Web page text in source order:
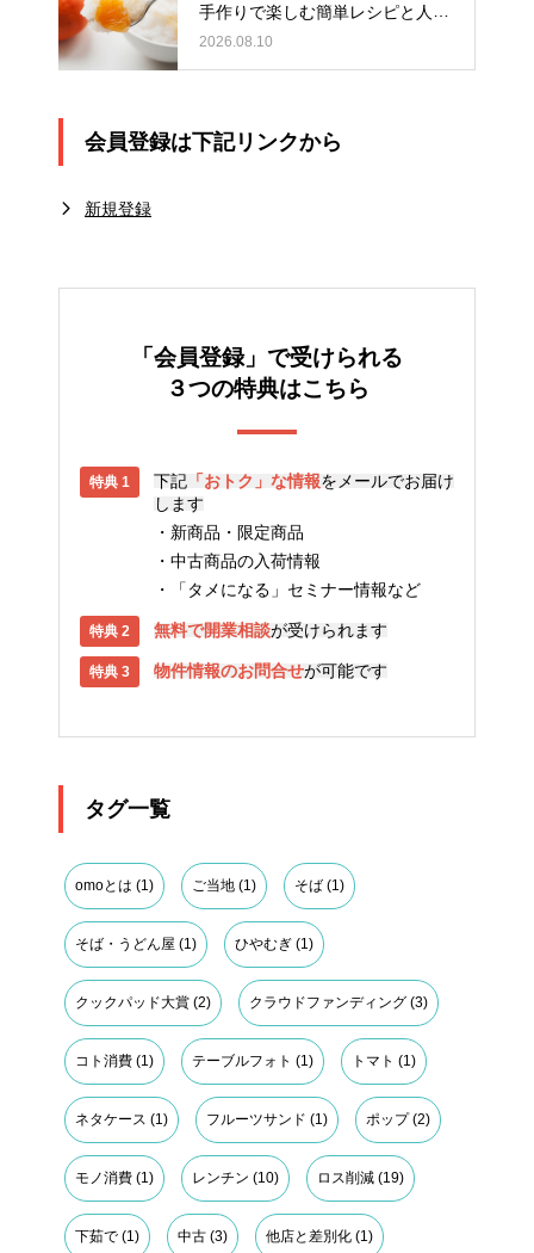
手作りで楽しむ簡単レシピと人気
フレーバーを紹介
2026.08.10
会員登録は下記リンクから
新規登録
「会員登録」で受けられる
３つの特典はこちら
下記 「おトク」な情報をメールでお届け
します
新商品・限定商品
中古商品の入荷情報
「タメになる」セミナー情報など
無料で開業相談が受けられます
物件情報のお問合せが可能です
タグ一覧
omoとは (1) ご当地 (1) そば (1)
そば・うどん屋 (1) ひやむぎ (1)
クックパッド大賞 (2) クラウドファンディング (3)
コト消費 (1) テーブルフォト (1) トマト (1)
ネタケース (1) フルーツサンド (1) ポップ(2)
モノ消費 (1) レンチン (10) ロス削減 (19)
下茹で (1) 中古 (3) 他店と差別化 (1)